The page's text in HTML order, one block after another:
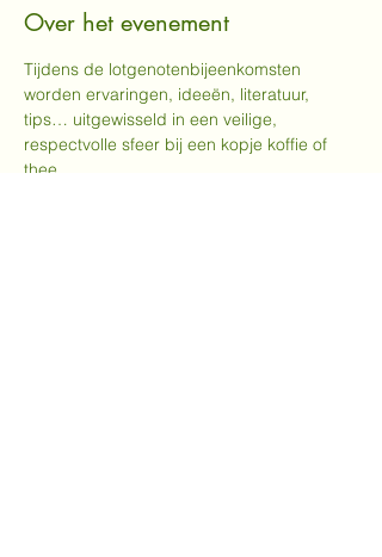
Over het evenement
Tijdens de lotgenotenbijeenkomsten
worden ervaringen, ideeën, literatuur,
tips… uitgewisseld in een veilige,
respectvolle sfeer bij een kopje koffie of
thee.